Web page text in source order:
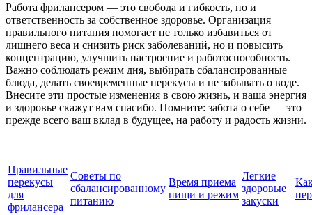
Работа фрилансером — это свобода и гибкость, но и
ответственность за собственное здоровье. Организация
правильного питания помогает не только избавиться от
лишнего веса и снизить риск заболеваний, но и повысить
концентрацию, улучшить настроение и работоспособность.
Важно соблюдать режим дня, выбирать сбалансированные
блюда, делать своевременные перекусы и не забывать о воде.
Внесите эти простые изменения в свою жизнь, и ваша энергия
и здоровье скажут вам спасибо. Помните: забота о себе — это
прежде всего ваш вклад в будущее, на работу и радость жизни.
Правильные
перекусы
для
фрилансера
Советы по
сбалансированному
питанию
Время приема
пищи и режим
Легкие
здоровые
закуски